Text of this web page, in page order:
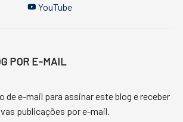
YouTube
POR E-MAIL
de e-mail para assinar este blog e receber
publicações por e-mail.